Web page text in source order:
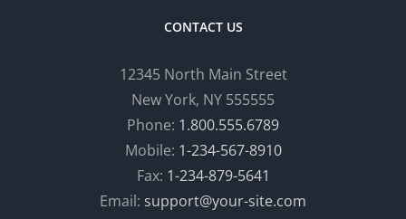
CONTACT US
12345 North Main Street
New York, NY 555555
Phone: 1.800.555.6789
Mobile: 1-234-567-8910
Fax: 1-234-879-5641
Email: support@your-site.com